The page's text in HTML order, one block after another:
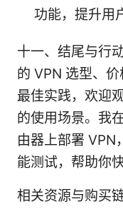
功能，提升用
十一、结尾与行
的 VPN 选型、
最佳实践，欢迎
的使用场景。我
由器上部署 VPN
能测试，帮助你
相关资源与购买